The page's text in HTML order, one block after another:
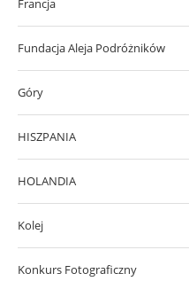
Francja
Fundacja Aleja Podróżników
Góry
HISZPANIA
HOLANDIA
Kolej
Konkurs Fotograficzny